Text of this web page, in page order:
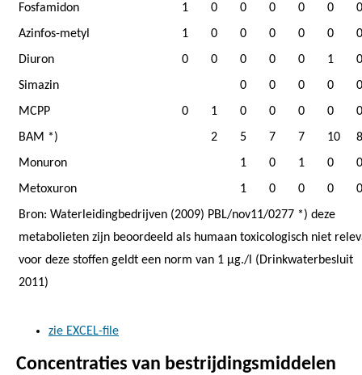
Fosfamidon
1 0 0 0 0 0
0
Azinfos-metyl
1 0 0 0 0 0
0
Diuron
0 0 0 0 0 1
0
Simazin
0 0 0 0
0
MCPP
0 1 0 0 0 0
0
BAM *)
2 5 7 7 10
8
Monuron
1 0 1 0
0
Metoxuron
1 0 0 0
0
Bron: Waterleidingbedrijven (2009) PBL/nov11/0277 *) deze
metabolieten zijn beoordeeld als humaan toxicologisch niet
voor deze stoffen geldt een norm van 1 µg./l (Drinkwaterbesluit
2011)
zie EXCEL-file
Concentraties van bestrijdingsmiddelen